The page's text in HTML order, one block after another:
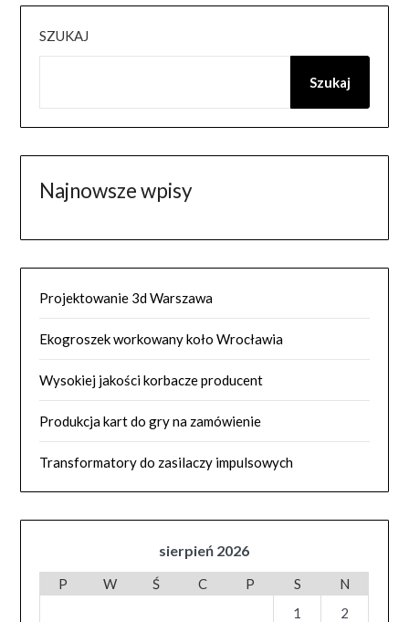
SZUKAJ
Szukaj
Najnowsze wpisy
Projektowanie 3d Warszawa
Ekogroszek workowany koło Wrocławia
Wysokiej jakości korbacze producent
Produkcja kart do gry na zamówienie
Transformatory do zasilaczy impulsowych
sierpień 2026
P W Ś C P S
N
1
2